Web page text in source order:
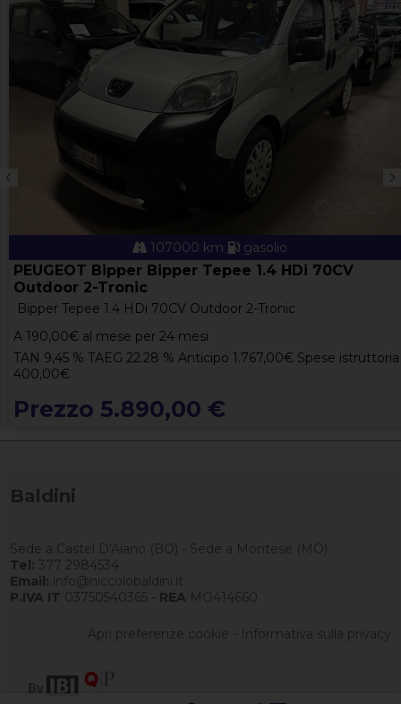
107000 km gasolio
PEUGEOT Bipper Bipper Tepee 1.4 HDi 70CV
Outdoor 2-Tronic
Bipper Tepee 1.4 HDi 70CV Outdoor 2-Tronic
A 190,00€ al mese per 24 mesi
TAN 9,45 % TAEG 22.28 % Anticipo 1.767,00€ Spese istruttoria
400,00€
Prezzo 5.890,00 €
Baldini
Sede a Castel D'Aiano (BO) - Sede a Montese (MO)
Tel: 377 2984534
Email: info@niccolobaldini.it
P.IVA IT 03750540365 - REA MO414660
Apri preferenze cookie - Informativa sulla privacy